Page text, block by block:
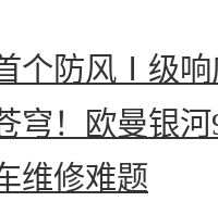
个防风Ⅰ级
穹！欧曼银
维修难题